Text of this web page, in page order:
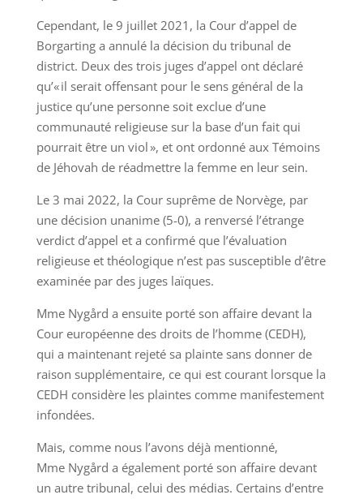
Cependant, le 9 juillet 2021, la Cour d’appel de
Borgarting a annulé la décision du tribunal de
district. Deux des trois juges d’appel ont déclaré
qu’« il serait offensant pour le sens général de la
justice qu’une personne soit exclue d’une
communauté religieuse sur la base d’un fait qui
pourrait être un viol », et ont ordonné aux Témoins
de Jéhovah de réadmettre la femme en leur sein.
Le 3 mai 2022, la Cour suprême de Norvège, par
une décision unanime (5-0), a renversé l’étrange
verdict d’appel et a confirmé que l’évaluation
religieuse et théologique n’est pas susceptible d’être
examinée par des juges laïques.
Mme Nygård a ensuite porté son affaire devant la
Cour européenne des droits de l’homme (CEDH),
qui a maintenant rejeté sa plainte sans donner de
raison supplémentaire, ce qui est courant lorsque la
CEDH considère les plaintes comme manifestement
infondées.
Mais, comme nous l’avons déjà mentionné,
Mme Nygård a également porté son affaire devant
un autre tribunal, celui des médias. Certains d’entre